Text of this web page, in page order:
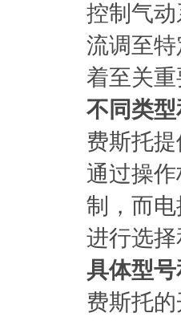
控制气
流调至
着至关
不同类
费斯托
通过操
制，而
进行选
具体型
费斯托